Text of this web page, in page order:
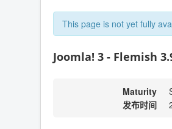
This page is not yet fully
Joomla! 3 - Flemish
Maturity
发布时间